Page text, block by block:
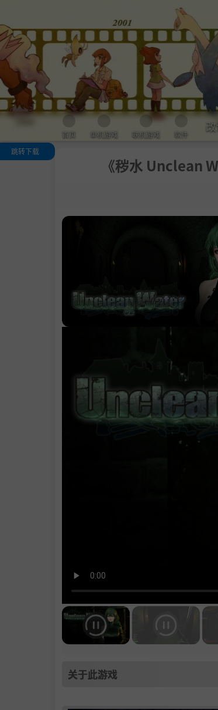
首页 单机游戏 联机游戏 软件
《秽水 Unclean
跳转下载
关于此游戏